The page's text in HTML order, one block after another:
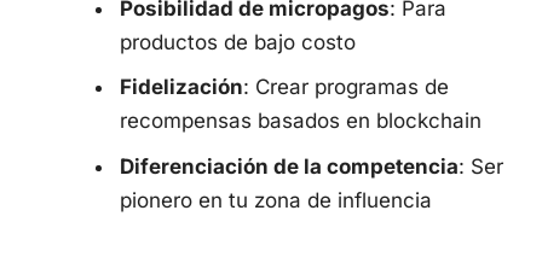
Posibilidad de micropagos: Para
productos de bajo costo
Fidelización: Crear programas de
recompensas basados en blockchain
Diferenciación de la competencia: Ser
pionero en tu zona de influencia